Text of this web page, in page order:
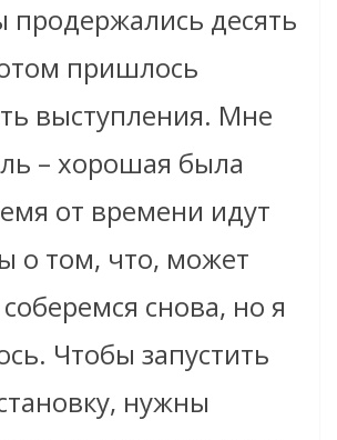
продержались десять
пришлось
выступления. Мне
– хорошая была
от времени идут
о том, что, может
снова, но я
Чтобы запустить
нужны